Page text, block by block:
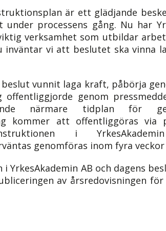
är ett glädjande
processens gång. Nu har
verksamhet som utbildar
vi att beslutet ska vinna
vunnit laga kraft, påbörja
offentliggjorde genom
närmare tidplan för
kommer att offentliggöras via
i
genomföras inom fyra
YrkesAkademin AB och dagens
av årsredovisningen